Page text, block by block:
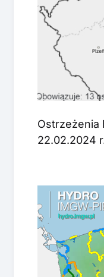
Ostrzeżenia
22.02.2024